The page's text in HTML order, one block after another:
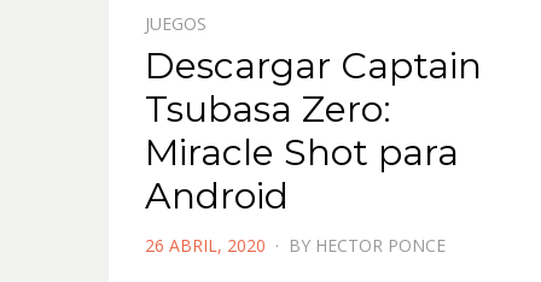
JUEGOS
Descargar Captain
Tsubasa Zero:
Miracle Shot para
Android
POSTED
26 ABRIL, 2020 BY HECTOR PONCE